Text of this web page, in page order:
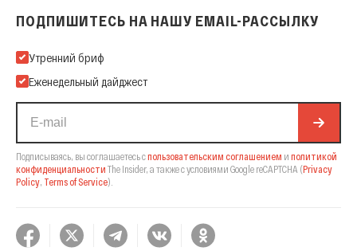
ПОДПИШИТЕСЬ НА НАШУ EMAIL-РАССЫЛКУ
Подпишитесь на нашу Email-рассылку
Утренний бриф
Еженедельный дайджест
Подписываясь, вы соглашаетесь спользовательским соглашением и политикой
конфиденциальности The Insider, а также с условиями Google reCAPTCHA (Privacy
Policy, Terms of Service).